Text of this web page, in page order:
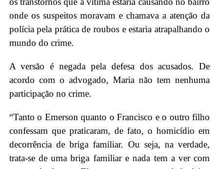
onde os suspeitos moravam e chamava a atenção da
polícia pela prática de roubos e estaria atrapalhando o
mundo do crime.
A versão é negada pela defesa dos acusados. De
acordo com o advogado, Maria não tem nenhuma
participação no crime.
“Tanto o Emerson quanto o Francisco e o outro filho
confessam que praticaram, de fato, o homicídio em
decorrência de briga familiar. Ou seja, na verdade,
trata-se de uma briga familiar e nada tem a ver com